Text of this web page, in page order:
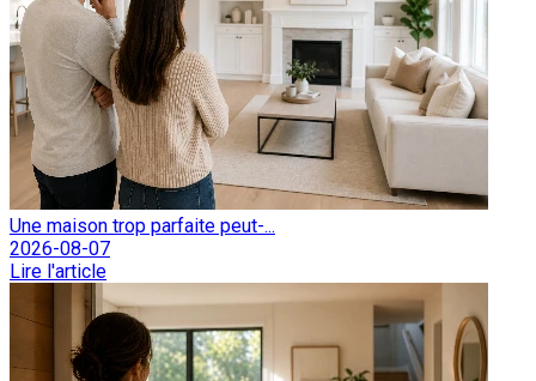
Une maison trop parfaite peut-...
2026-08-07
Lire l'article